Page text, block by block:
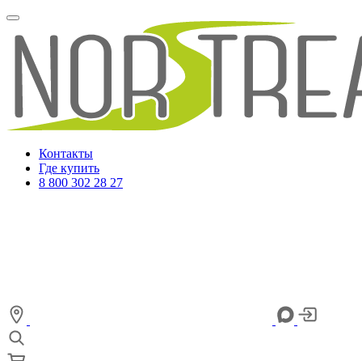
Контакты
Где купить
8 800 302 28 27